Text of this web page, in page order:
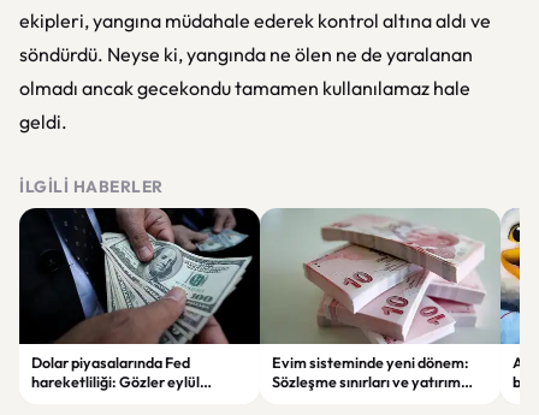
ekipleri, yangına müdahale ederek kontrol altına aldı ve
söndürdü. Neyse ki, yangında ne ölen ne de yaralanan
olmadı ancak gecekondu tamamen kullanılamaz hale
geldi.
İLGILI HABERLER
Dolar piyasalarında Fed
hareketliliği: Gözler eylül
Evim sisteminde yeni dönem:
Sözleşme sınırları ve yatırım